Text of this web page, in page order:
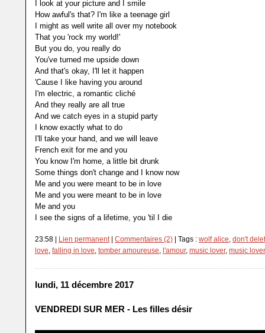
I look at your picture and I smile
How awful's that? I'm like a teenage girl
I might as well write all over my notebook
That you 'rock my world!'
But you do, you really do
You've turned me upside down
And that's okay, I'll let it happen
'Cause I like having you around
I'm electric, a romantic cliché
And they really are all true
And we catch eyes in a stupid party
I know exactly what to do
I'll take your hand, and we will leave
French exit for me and you
You know I'm home, a little bit drunk
Some things don't change and I know now
Me and you were meant to be in love
Me and you were meant to be in love
Me and you
I see the signs of a lifetime, you 'til I die
23:58 | Lien permanent| Commentaires (2) | Tags : wolf alice, don't
love, falling in love, tomber amoureuse, l'amour, music lover, music
lundi, 11 décembre 2017
VENDREDI SUR MER - Les filles désir